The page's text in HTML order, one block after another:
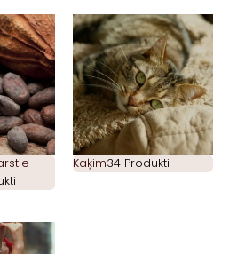
Kaķim34 Produkti